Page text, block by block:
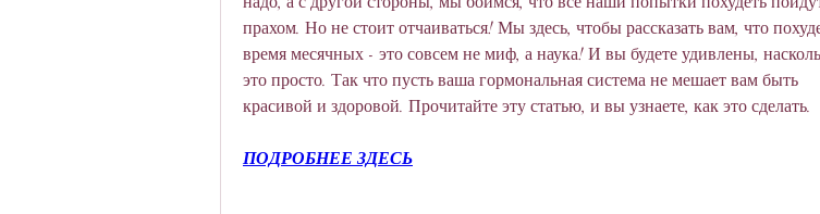
прахом. Но не стоит отчаиваться! Мы здесь, чтобы рассказать вам, что
время месячных - это совсем не миф, а наука! И вы будете удивлены,
это просто. Так что пусть ваша гормональная система не мешает вам быть
красивой и здоровой. Прочитайте эту статью, и вы узнаете, как это сделать.
ПОДРОБНЕЕ ЗДЕСЬ